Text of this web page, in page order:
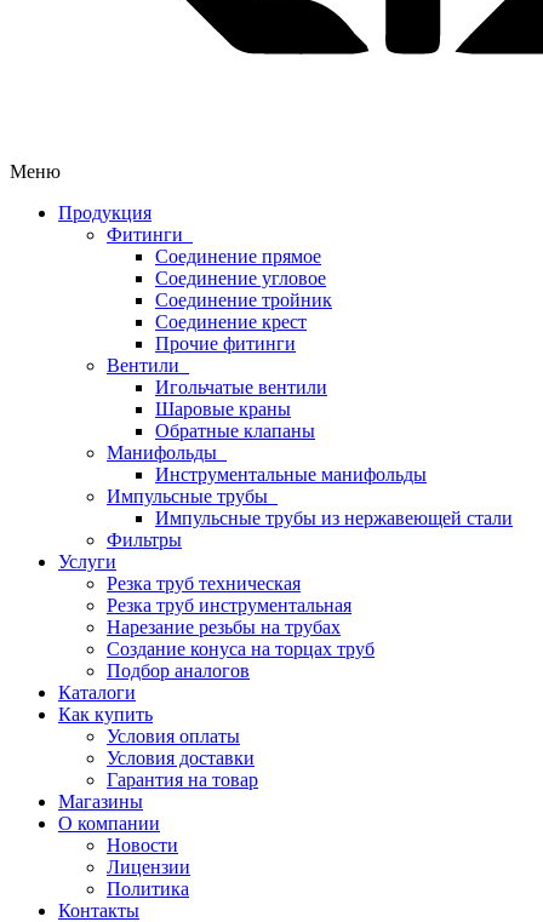
Меню
Продукция
Фитинги
Соединение прямое
Соединение угловое
Соединение тройник
Соединение крест
Прочие фитинги
Вентили
Игольчатые вентили
Шаровые краны
Обратные клапаны
Манифольды
Инструментальные манифольды
Импульсные трубы
Импульсные трубы из нержавеющей стали
Фильтры
Услуги
Резка труб техническая
Резка труб инструментальная
Нарезание резьбы на трубах
Создание конуса на торцах труб
Подбор аналогов
Каталоги
Как купить
Условия оплаты
Условия доставки
Гарантия на товар
Магазины
О компании
Новости
Лицензии
Политика
Контакты